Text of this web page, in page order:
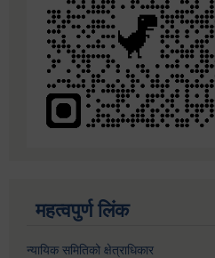
महत्वपुर्ण लिंक
न्यायिक समितिको क्षेत्राधिकार